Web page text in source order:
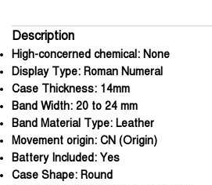
Description
High-concerned chemical: None
Display Type: Roman Numeral
Case Thickness: 14mm
Band Width: 20 to 24 mm
Band Material Type: Leather
Movement origin: CN (Origin)
Battery Included: Yes
Case Shape: Round